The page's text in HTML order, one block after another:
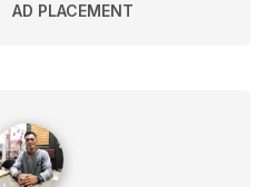
AD PLACEMENT